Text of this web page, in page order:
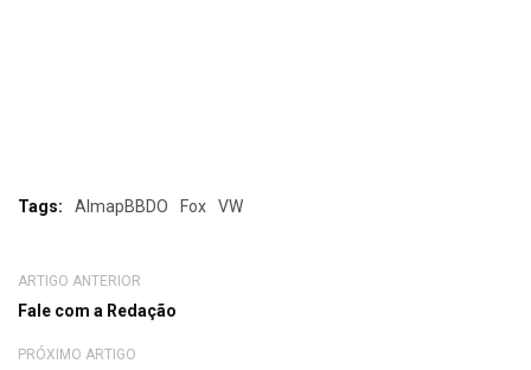
Tags: AlmapBBDO Fox VW
ARTIGO ANTERIOR
Fale com a Redação
PRÓXIMO ARTIGO